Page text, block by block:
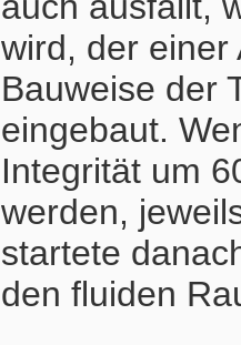
wird, der einer
Bauweise der
eingebaut.
Integrität um
werden,
startete
den fluiden